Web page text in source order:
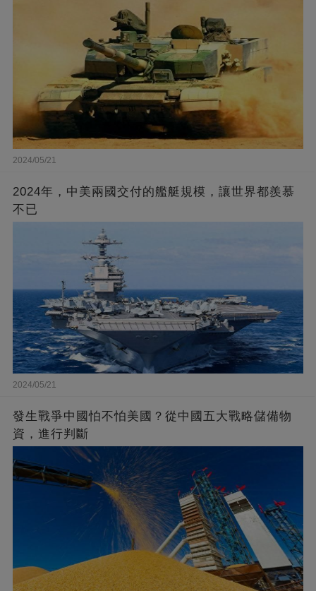
2024/05/21
2024年，中美兩國交付的艦艇規模，讓世界都羨慕
不已
2024/05/21
發生戰爭中國怕不怕美國？從中國五大戰略儲備物
資，進行判斷